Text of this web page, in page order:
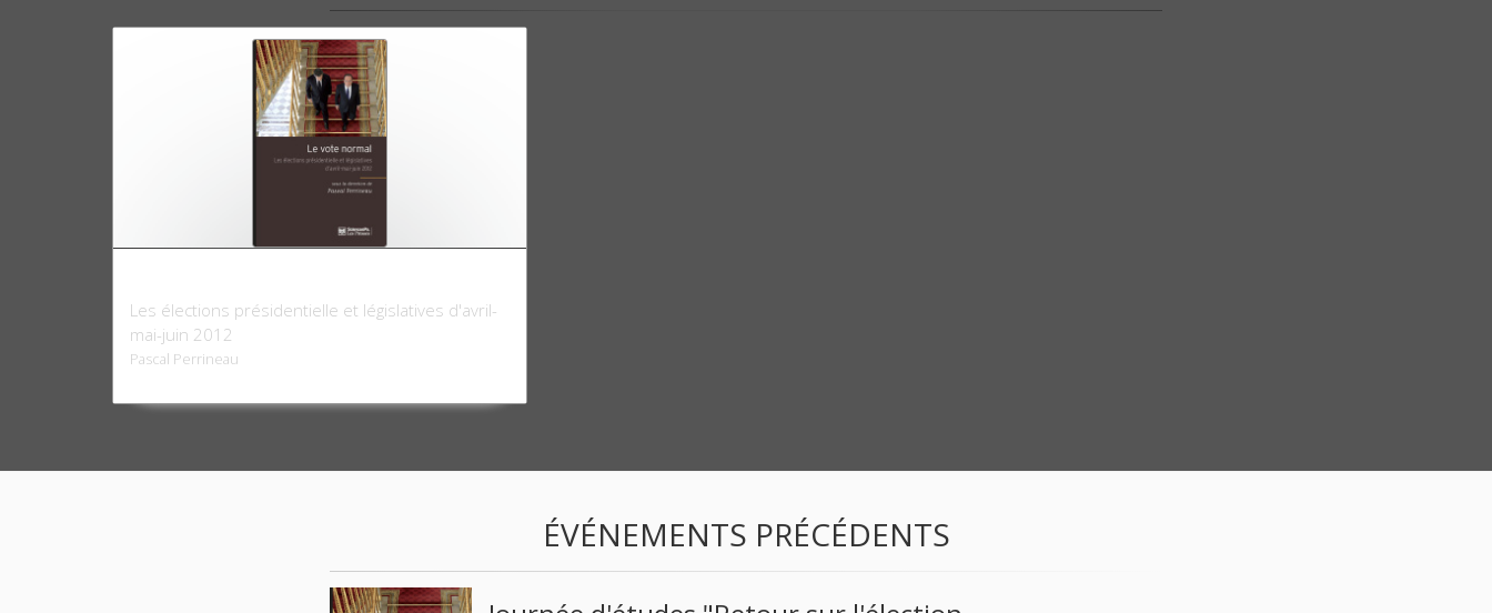
Les élections présidentielle et législatives d'avril-
mai-juin 2012
Pascal Perrineau
ÉVÉNEMENTS PRÉCÉDENTS